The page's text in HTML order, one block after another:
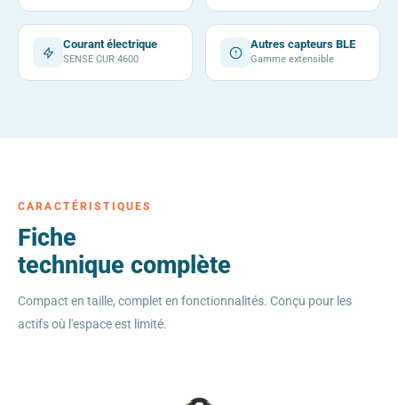
Courant électrique
SENSE CUR 4600
Autres capteurs BLE
Gamme extensible
CARACTÉRISTIQUES
Fiche
technique complète
Compact en taille, complet en fonctionnalités. Conçu pour les
actifs où l'espace est limité.